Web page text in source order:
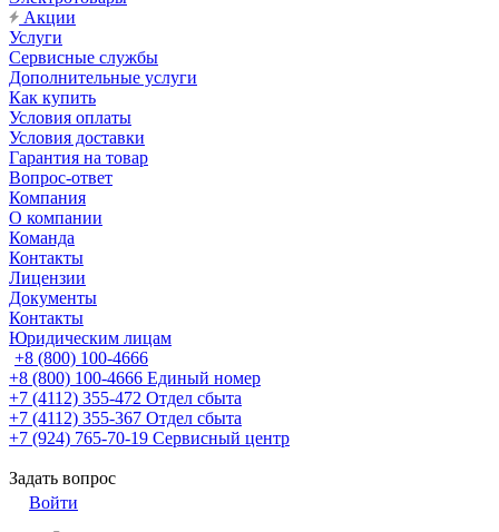
Акции
Услуги
Сервисные службы
Дополнительные услуги
Как купить
Условия оплаты
Условия доставки
Гарантия на товар
Вопрос-ответ
Компания
О компании
Команда
Контакты
Лицензии
Документы
Контакты
Юридическим лицам
+8 (800) 100-4666
+8 (800) 100-4666 Единый номер
+7 (4112) 355-472 Отдел сбыта
+7 (4112) 355-367 Отдел сбыта
+7 (924) 765-70-19 Сервисный центр
Задать вопрос
Войти